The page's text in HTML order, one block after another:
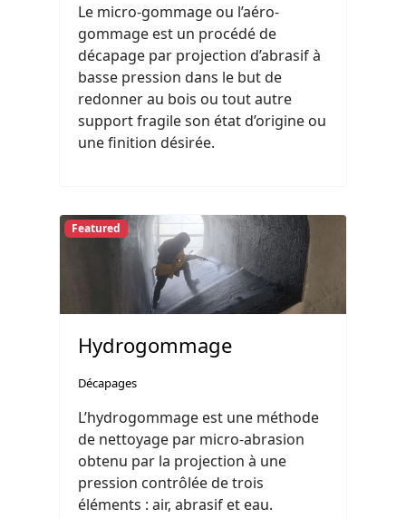
Le micro-gommage ou l’aéro-
gommage est un procédé de
décapage par projection d’abrasif à
basse pression dans le but de
redonner au bois ou tout autre
support fragile son état d’origine ou
une finition désirée.
Featured
Hydrogommage
Décapages
L’hydrogommage est une méthode
de nettoyage par micro-abrasion
obtenu par la projection à une
pression contrôlée de trois
éléments : air, abrasif et eau.